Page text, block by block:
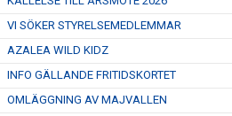
VI SÖKER STYRELSEMEDLEMMAR
AZALEA WILD KIDZ
INFO GÄLLANDE FRITIDSKORTET
OMLÄGGNING AV MAJVALLEN